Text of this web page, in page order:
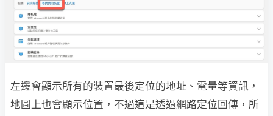
左邊會顯示所有的裝置最後定位的地址、電量等資訊，
地圖上也會顯示位置，不過這是透過網路定位回傳，所